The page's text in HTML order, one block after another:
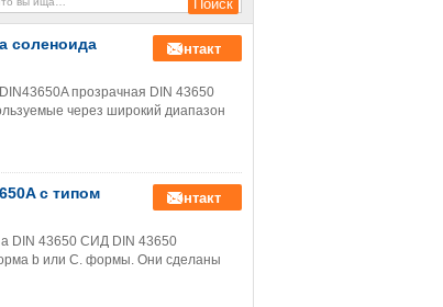
соленоида
контакт
прозрачная DIN 43650
через широкий диапазон
с типом
контакт
DIN 43650 СИД DIN 43650
b или C. формы. Они сделаны